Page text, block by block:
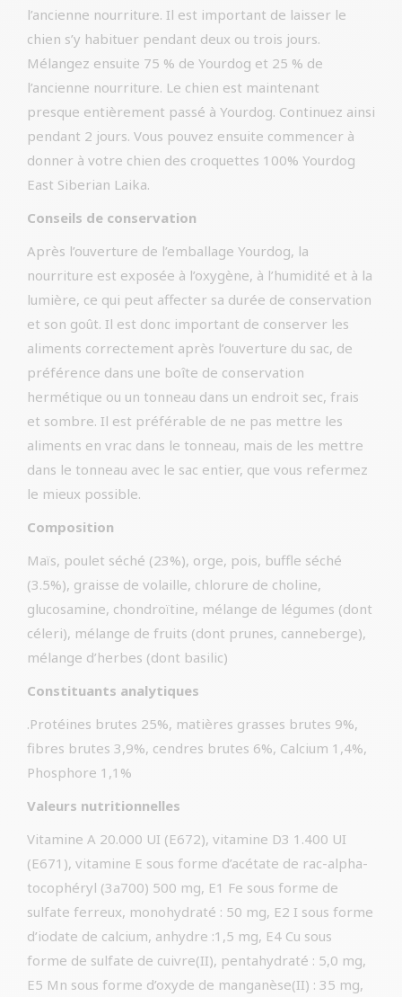
l’ancienne nourriture. Il est important de laisser le
chien s’y habituer pendant deux ou trois jours.
Mélangez ensuite 75 % de Yourdog et 25 % de
l’ancienne nourriture. Le chien est maintenant
presque entièrement passé à Yourdog. Continuez ainsi
pendant 2 jours. Vous pouvez ensuite commencer à
donner à votre chien des croquettes 100% Yourdog
East Siberian Laika.
Conseils de conservation
Après l’ouverture de l’emballage Yourdog, la
nourriture est exposée à l’oxygène, à l’humidité et à la
lumière, ce qui peut affecter sa durée de conservation
et son goût. Il est donc important de conserver les
aliments correctement après l’ouverture du sac, de
préférence dans une boîte de conservation
hermétique ou un tonneau dans un endroit sec, frais
et sombre. Il est préférable de ne pas mettre les
aliments en vrac dans le tonneau, mais de les mettre
dans le tonneau avec le sac entier, que vous refermez
le mieux possible.
Composition
Maïs, poulet séché (23%), orge, pois, buffle séché
(3.5%), graisse de volaille, chlorure de choline,
glucosamine, chondroïtine, mélange de légumes (dont
céleri), mélange de fruits (dont prunes, canneberge),
mélange d’herbes (dont basilic)
Constituants analytiques
.Protéines brutes 25%, matières grasses brutes 9%,
fibres brutes 3,9%, cendres brutes 6%, Calcium 1,4%,
Phosphore 1,1%
Valeurs nutritionnelles
Vitamine A 20.000 UI (E672), vitamine D3 1.400 UI
(E671), vitamine E sous forme d’acétate de rac-alpha-
tocophéryl (3a700) 500 mg, E1 Fe sous forme de
sulfate ferreux, monohydraté : 50 mg, E2 I sous forme
d’iodate de calcium, anhydre :1,5 mg, E4 Cu sous
forme de sulfate de cuivre(II), pentahydraté : 5,0 mg,
E5 Mn sous forme d’oxyde de manganèse(II) : 35 mg,